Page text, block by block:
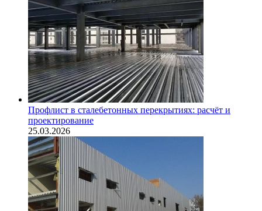
Профлист в сталебетонных перекрытиях: расчёт и
проектирование
25.03.2026